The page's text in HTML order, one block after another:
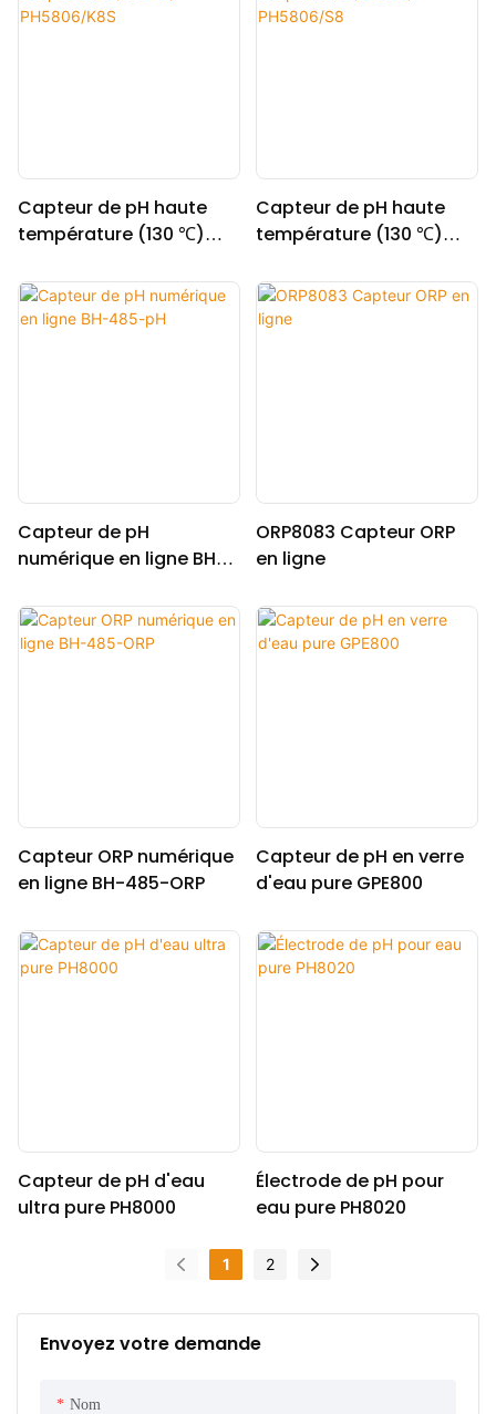
Envoyez votre demande
Nom
Capteur de pH haute
température (130 ℃)
Capteur de pH haute
température (130 ℃)
Capteur de pH
numérique en ligne BH-
ORP8083 Capteur ORP
en ligne
Capteur ORP numérique
en ligne BH-485-ORP
Capteur de pH en verre
d'eau pure GPE800
Capteur de pH d'eau
ultra pure PH8000
Électrode de pH pour
eau pure PH8020
1 2